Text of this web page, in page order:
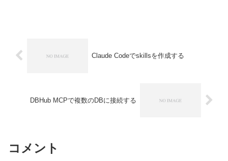
Claude Codeでskillsを作成する
DBHub MCPで複数のDBに接続する
コメント